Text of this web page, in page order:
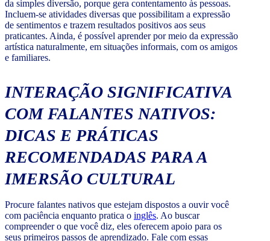
da simples diversão, porque gera contentamento às pessoas.
Incluem-se atividades diversas que possibilitam a expressão
de sentimentos e trazem resultados positivos aos seus
praticantes. Ainda, é possível aprender por meio da expressão
artística naturalmente, em situações informais, com os amigos
e familiares.
INTERAÇÃO SIGNIFICATIVA
COM FALANTES NATIVOS:
DICAS E PRÁTICAS
RECOMENDADAS PARA A
IMERSÃO CULTURAL
Procure falantes nativos que estejam dispostos a ouvir você
com paciência enquanto pratica o inglês. Ao buscar
compreender o que você diz, eles oferecem apoio para os
seus primeiros passos de aprendizado. Fale com essas